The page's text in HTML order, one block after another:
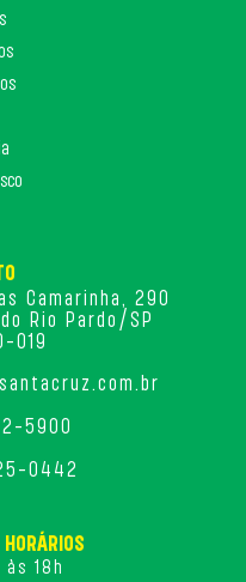
Camarinha, 290
Rio Pardo/SP
019
5900
0442
às 18h